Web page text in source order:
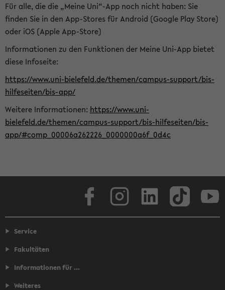
Für alle, die die „Meine Uni“-App noch nicht haben: Sie
finden Sie in den App-Stores für Android (Google Play Store)
oder iOS (Apple App-Store)
Informationen zu den Funktionen der Meine Uni-App bietet
diese Infoseite:
https://www.uni-bielefeld.de/themen/campus-support/bis-
hilfeseiten/bis-app/
Weitere Informationen: https://www.uni-
bielefeld.de/themen/campus-support/bis-hilfeseiten/bis-
app/#comp_00006a262226_0000000a6f_0d4c
Service
Fakultäten
Informationen für ...
Weiteres